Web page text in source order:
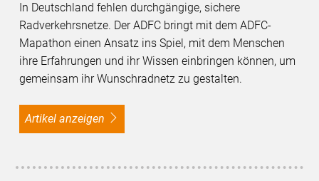
In Deutschland fehlen durchgängige, sichere
Radverkehrsnetze. Der ADFC bringt mit dem ADFC-
Mapathon einen Ansatz ins Spiel, mit dem Menschen
ihre Erfahrungen und ihr Wissen einbringen können, um
gemeinsam ihr Wunschradnetz zu gestalten.
Artikel anzeigen